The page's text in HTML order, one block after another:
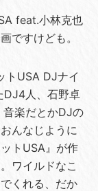
feat.小林克也
ですけども。
トUSA DJナイ
DJ4人、石野卓
音楽だとかDJの
んなじように
トUSA』が作
ワイルドなこ
くれる、だか